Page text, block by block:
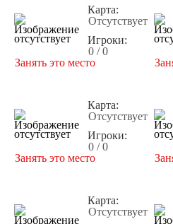
Карта:
Отсутствует
Игроки:
0 / 0
Занять это место
Карта:
Отсутствует
Игроки:
0 / 0
Занять это место
Карта:
Отсутствует